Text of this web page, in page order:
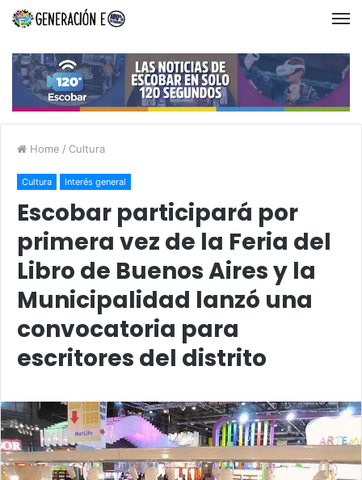
Home / Cultura
Cultura Interés general
Escobar participará por
primera vez de la Feria del
Libro de Buenos Aires y la
Municipalidad lanzó una
convocatoria para
escritores del distrito